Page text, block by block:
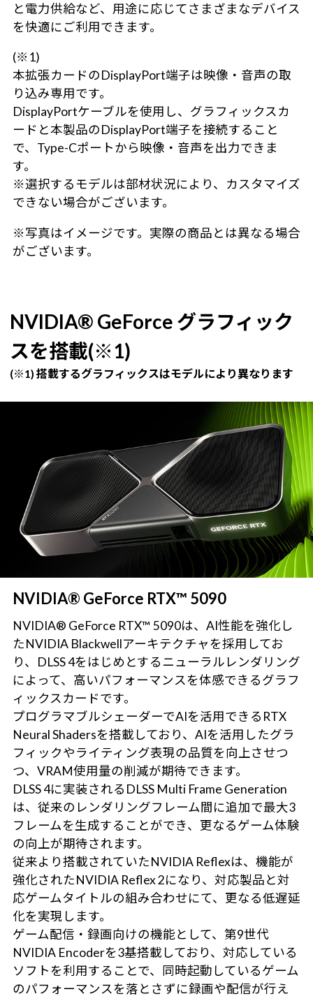
と電力供給など、用途に応じてさまざまなデバイス
を快適にご利用できます。
(※1)
本拡張カードのDisplayPort端子は映像・音声の取
り込み専用です。
DisplayPortケーブルを使用し、グラフィックスカ
ードと本製品のDisplayPort端子を接続すること
で、Type-Cポートから映像・音声を出力できま
す。
※選択するモデルは部材状況により、カスタマイズ
できない場合がございます。
※写真はイメージです。実際の商品とは異なる場合
がございます。
NVIDIA® GeForce グラフィック
スを搭載(※1)
(※1) 搭載するグラフィックスはモデルにより異なります
NVIDIA® GeForce RTX™ 5090
NVIDIA® GeForce RTX™ 5090は、AI性能を強化し
たNVIDIA Blackwellアーキテクチャを採用してお
り、DLSS 4をはじめとするニューラルレンダリング
によって、高いパフォーマンスを体感できるグラフ
ィックスカードです。
プログラマブルシェーダーでAIを活用できるRTX
Neural Shadersを搭載しており、AIを活用したグラ
フィックやライティング表現の品質を向上させつ
つ、VRAM使用量の削減が期待できます。
DLSS 4に実装されるDLSS Multi Frame Generation
は、従来のレンダリングフレーム間に追加で最大3
フレームを生成することができ、更なるゲーム体験
の向上が期待されます。
従来より搭載されていたNVIDIA Reflexは、機能が
強化されたNVIDIA Reflex 2になり、対応製品と対
応ゲームタイトルの組み合わせにて、更なる低遅延
化を実現します。
ゲーム配信・録画向けの機能として、第9世代
NVIDIA Encoderを3基搭載しており、対応している
ソフトを利用することで、同時起動しているゲーム
のパフォーマンスを落とさずに録画や配信が行え